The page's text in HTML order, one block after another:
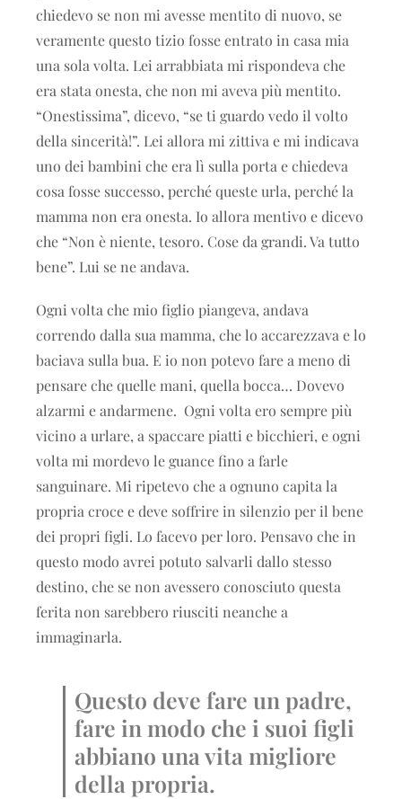
chiedevo se non mi avesse mentito di nuovo, se
veramente questo tizio fosse entrato in casa mia
una sola volta. Lei arrabbiata mi rispondeva che
era stata onesta, che non mi aveva più mentito.
“Onestissima”, dicevo, “se ti guardo vedo il volto
della sincerità!”. Lei allora mi zittiva e mi indicava
uno dei bambini che era lì sulla porta e chiedeva
cosa fosse successo, perché queste urla, perché la
mamma non era onesta. Io allora mentivo e dicevo
che “Non è niente, tesoro. Cose da grandi. Va tutto
bene”. Lui se ne andava.
Ogni volta che mio figlio piangeva, andava
correndo dalla sua mamma, che lo accarezzava e lo
baciava sulla bua. E io non potevo fare a meno di
pensare che quelle mani, quella bocca… Dovevo
alzarmi e andarmene. Ogni volta ero sempre più
vicino a urlare, a spaccare piatti e bicchieri, e ogni
volta mi mordevo le guance fino a farle
sanguinare. Mi ripetevo che a ognuno capita la
propria croce e deve soffrire in silenzio per il bene
dei propri figli. Lo facevo per loro. Pensavo che in
questo modo avrei potuto salvarli dallo stesso
destino, che se non avessero conosciuto questa
ferita non sarebbero riusciti neanche a
immaginarla.
Questo deve fare un padre,
fare in modo che i suoi figli
abbiano una vita migliore
della propria.